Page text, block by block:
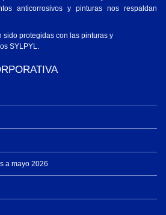
anticorrosivos y pinturas nos respaldan
sido protegidas con las pinturas y
SYLPYL.
a mayo 2026